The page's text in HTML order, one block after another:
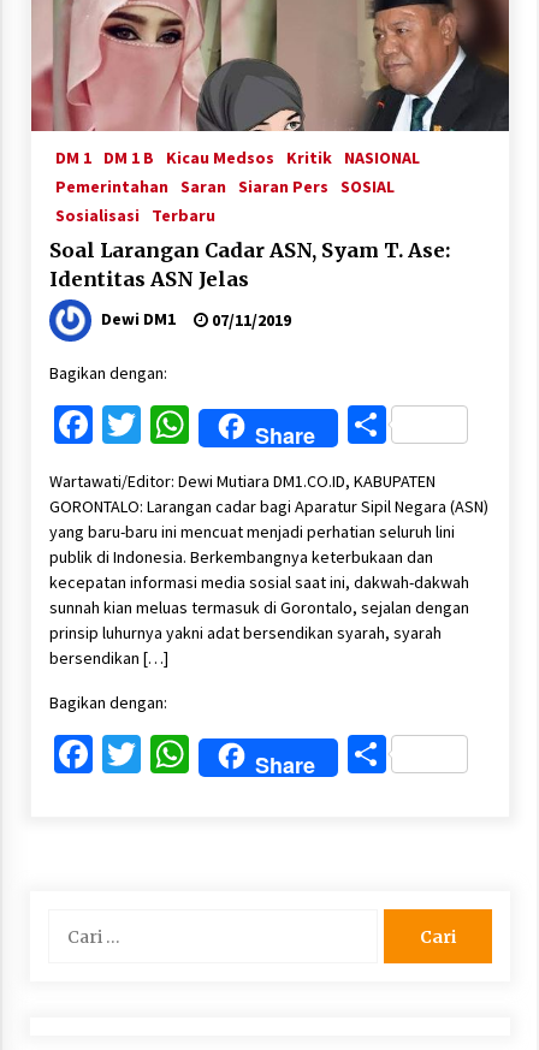
DM 1 DM 1 B Kicau Medsos Kritik
NASIONAL
Pemerintahan Saran Siaran Pers
SOSIAL
Sosialisasi
Terbaru
Soal Larangan Cadar ASN, Syam T. Ase:
Identitas ASN Jelas
Dewi DM1 07/11/2019
Bagikan dengan:
Facebook
Twitter
WhatsApp
Share Share
Wartawati/Editor: Dewi Mutiara DM1.CO.ID, KABUPATEN
GORONTALO: Larangan cadar bagi Aparatur Sipil Negara (ASN)
yang baru-baru ini mencuat menjadi perhatian seluruh lini
publik di Indonesia. Berkembangnya keterbukaan dan
kecepatan informasi media sosial saat ini, dakwah-dakwah
sunnah kian meluas termasuk di Gorontalo, sejalan dengan
prinsip luhurnya yakni adat bersendikan syarah, syarah
bersendikan […]
Bagikan dengan:
Facebook
Twitter
WhatsApp
Share Share
untuk: